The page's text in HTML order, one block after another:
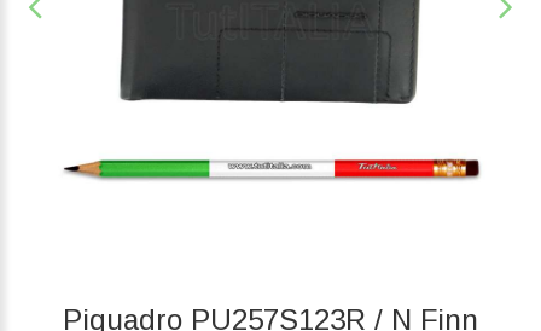
Piquadro PU257S123R / N Finn